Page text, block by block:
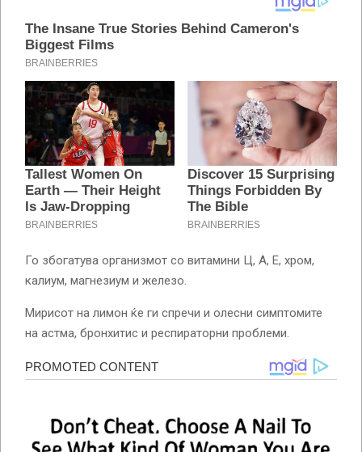
Го збогатува организмот со витамини Ц, А, Е, хром,
калиум, магнезиум и железо.
Мирисот на лимон ќе ги спречи и олесни симптомите
на астма, бронхитис и респираторни проблеми.